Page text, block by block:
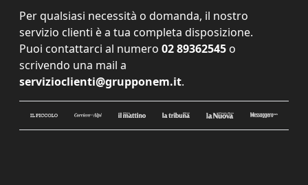
Per qualsiasi necessità o domanda, il nostro
servizio clienti è a tua completa disposizione.
Puoi contattarci al numero 02 89362545 o
scrivendo una mail a
servizioclienti@grupponem.it.